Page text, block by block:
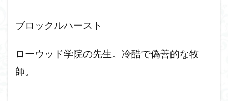
ブロックルハースト
ローウッド学院の先生。冷酷で偽善的な牧
師。